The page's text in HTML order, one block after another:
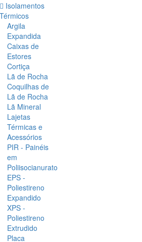
Isolamentos
Térmicos
Argila
Expandida
Caixas de
Estores
Cortiça
Lã de Rocha
Coquilhas de
Lã de Rocha
Lã Mineral
Lajetas
Térmicas e
Acessórios
PIR - Painéis
em
Poliisocianurato
EPS -
Poliestireno
Expandido
XPS -
Poliestireno
Extrudido
Placa